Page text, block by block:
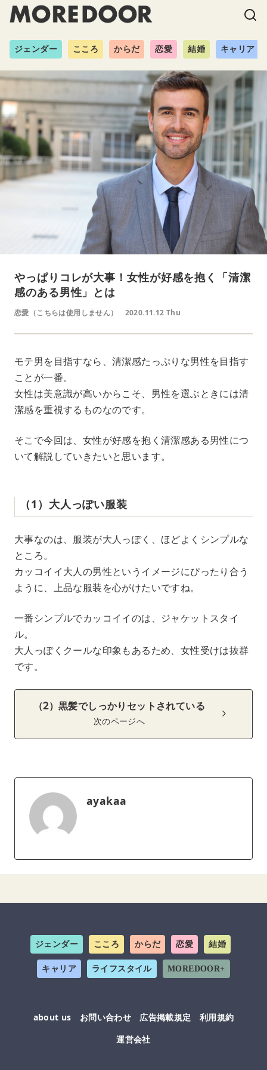
ジェンダー こころ からだ 恋愛 結婚 キャリア
やっぱりコレが大事！女性が好感を抱く「清潔
感のある男性」とは
恋愛（こちらは使用しません） 2020.11.12 Thu
モテ男を目指すなら、清潔感たっぷりな男性を目指す
ことが一番。
女性は美意識が高いからこそ、男性を選ぶときには清
潔感を重視するものなのです。
そこで今回は、女性が好感を抱く清潔感ある男性につ
いて解説していきたいと思います。
（1）大人っぽい服装
大事なのは、服装が大人っぽく、ほどよくシンプルな
ところ。
カッコイイ大人の男性というイメージにぴったり合う
ように、上品な服装を心がけたいですね。
一番シンプルでカッコイイのは、ジャケットスタイ
ル。
大人っぽくクールな印象もあるため、女性受けは抜群
です。
（2）黒髪でしっかりセットされている
次のページへ
ayakaa
ジェンダー こころ からだ 恋愛 結婚
キャリア ライフスタイル MOREDOOR+
about us お問い合わせ 広告掲載規定
利用規約
運営会社